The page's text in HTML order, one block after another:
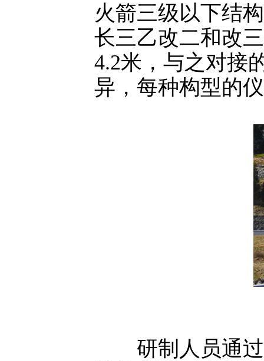
火箭三级以下结
长三乙改二和改
4.2米，与之对接
异，每种构型的
研制人员通